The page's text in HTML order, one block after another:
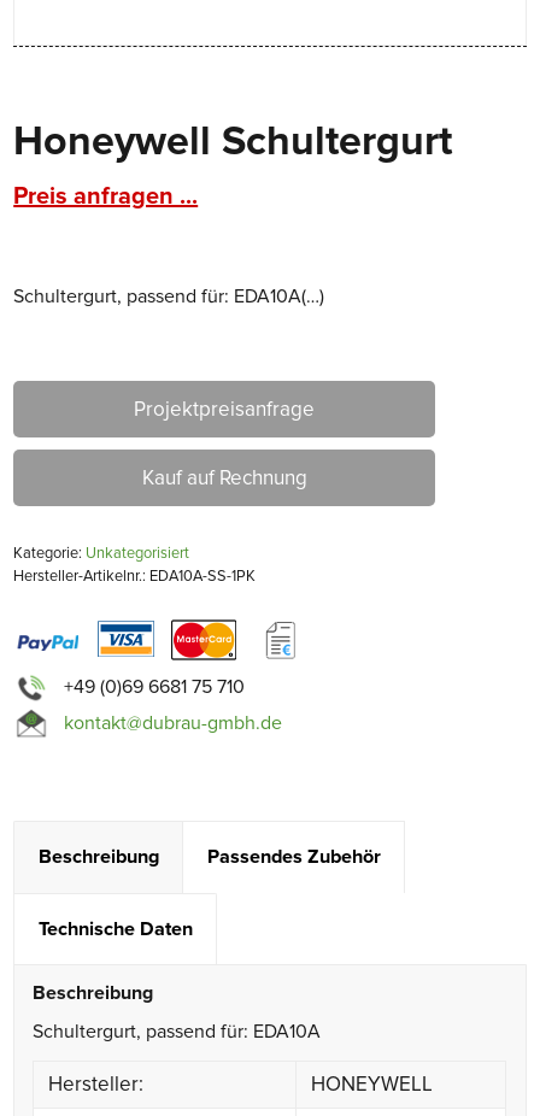
Honeywell Schultergurt
Preis anfragen ...
Schultergurt, passend für: EDA10A(…)
Projektpreisanfrage
Kauf auf Rechnung
Kategorie: Unkategorisiert
Hersteller-Artikelnr.: EDA10A-SS-1PK
+49 (0)69 6681 75 710
kontakt@dubrau-gmbh.de
Beschreibung Passendes Zubehör
Technische Daten
Beschreibung
Schultergurt, passend für: EDA10A
Hersteller:
HONEYWELL